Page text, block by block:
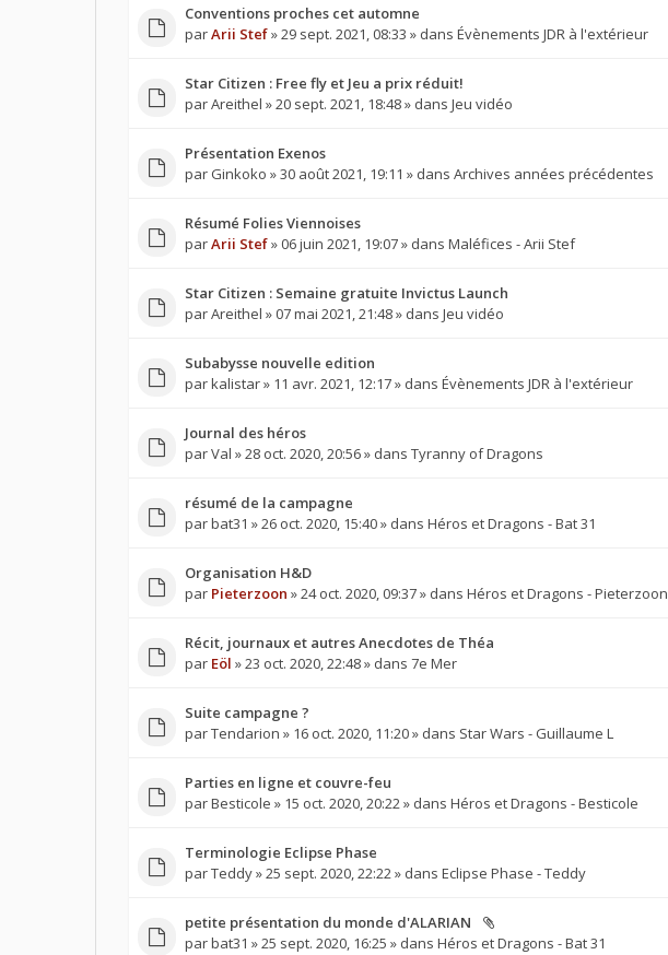
Conventions proches cet automne
parArii Stef» 29 sept. 2021, 08:33 » dans Évènements JDR à l'extérieur
Star Citizen : Free fly et Jeu a prix réduit!
parAreithel » 20 sept. 2021, 18:48 » dans Jeu vidéo
Présentation Exenos
par Ginkoko » 30 août 2021, 19:11 » dans Archives années précédentes
Résumé Folies Viennoises
parArii Stef» 06 juin 2021, 19:07 » dans Maléfices - Arii Stef
Star Citizen : Semaine gratuite Invictus Launch
parAreithel » 07 mai 2021, 21:48 » dans Jeu vidéo
Subabysse nouvelle edition
parkalistar» 11 avr. 2021, 12:17 » dans Évènements JDR à l'extérieur
Journal des héros
parVal » 28 oct. 2020, 20:56 » dans Tyranny of Dragons
résumé de la campagne
parbat31 » 26 oct. 2020, 15:40 » dans Héros et Dragons - Bat 31
Organisation H&D
par Pieterzoon » 24 oct. 2020, 09:37 » dans Héros et Dragons - Pieterzoon
Récit, journaux et autres Anecdotes de Théa
par Eöl » 23 oct. 2020, 22:48 » dans 7e Mer
Suite campagne ?
parTendarion » 16 oct. 2020, 11:20 » dans Star Wars - Guillaume L
Parties en ligne et couvre-feu
parBesticole » 15 oct. 2020, 20:22 » dans Héros et Dragons - Besticole
Terminologie Eclipse Phase
parTeddy» 25 sept. 2020, 22:22 » dans Eclipse Phase - Teddy
petite présentation du monde d'ALARIAN
parbat31 » 25 sept. 2020, 16:25 » dans Héros et Dragons - Bat 31